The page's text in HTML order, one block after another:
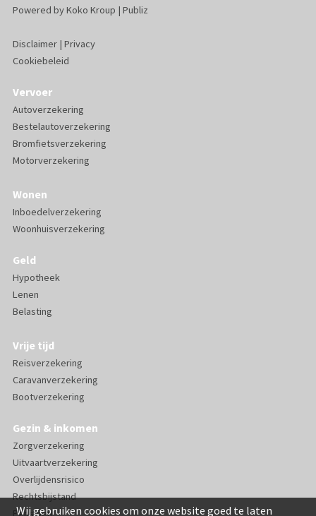
Wij gebruiken cookies om onze website goed te laten
Powered byKoko Kroup | Publiz
Disclaimer| Privacy
Cookiebeleid
Vervoer
Autoverzekering
Bestelautoverzekering
Bromfietsverzekering
Motorverzekering
Wonen
Inboedelverzekering
Woonhuisverzekering
Geld
Hypotheek
Lenen
Belasting
Vrije tijd
Reisverzekering
Caravanverzekering
Bootverzekering
Gezin & inkomen
Zorgverzekering
Uitvaartverzekering
Overlijdensrisico
Rechtsbijstand
Pensioen